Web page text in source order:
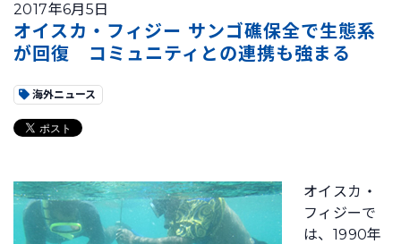
2017年6月5日
オイスカ・フィジー サンゴ礁保全で生態系
が回復 コミュニティとの連携も強まる
海外ニュース
オイスカ・
フィジーで
は、1990年